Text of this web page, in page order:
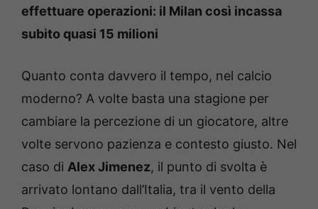
effettuare operazioni: il Milan così incassa
subito quasi 15 milioni
Quanto conta davvero il tempo, nel calcio
moderno? A volte basta una stagione per
cambiare la percezione di un giocatore, altre
volte servono pazienza e contesto giusto. Nel
caso di Alex Jimenez, il punto di svolta è
arrivato lontano dall’Italia, tra il vento della